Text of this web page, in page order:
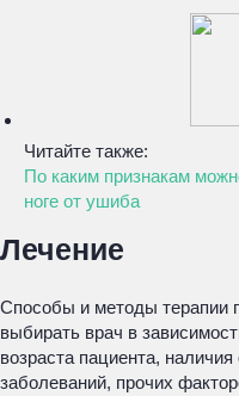
Читайте также:
По каким признакам
ноге от ушиба
Лечение
Способы и методы терапии
выбирать врач в
возраста пациента,
заболеваний, прочих